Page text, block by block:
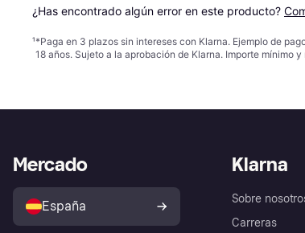
¿Has encontrado algún error en este producto?
¹*Paga en 3 plazos sin intereses con Klarna. Ejemplo de
18 años. Sujeto a la aprobación de Klarna. Importe mínimo
Klarna
Sobre
Carreras
Mercado
España